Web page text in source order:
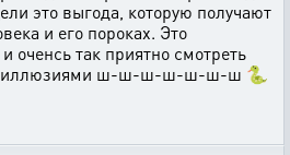
это выгода, которую получают
и его пороках. Это
так приятно смотреть
с иллюзиями ш-ш-ш-ш-ш-ш-ш 🐍